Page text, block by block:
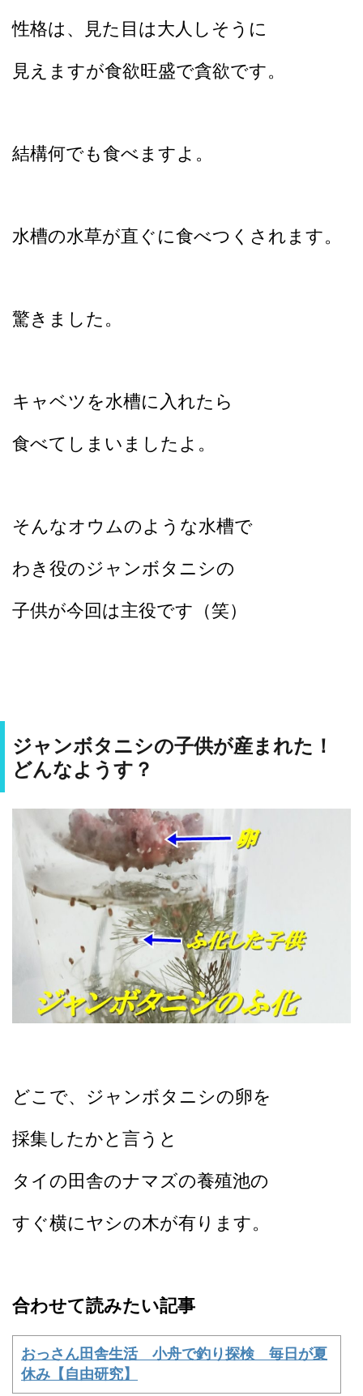
性格は、見た目は大人しそうに
見えますが食欲旺盛で貪欲です。
結構何でも食べますよ。
水槽の水草が直ぐに食べつくされます。
驚きました。
キャベツを水槽に入れたら
食べてしまいましたよ。
そんなオウムのような水槽で
わき役のジャンボタニシの
子供が今回は主役です（笑）
ジャンボタニシの子供が産まれた！
どんなようす？
どこで、ジャンボタニシの卵を
採集したかと言うと
タイの田舎のナマズの養殖池の
すぐ横にヤシの木が有ります。
合わせて読みたい記事
おっさん田舎生活 小舟で釣り探検 毎日が夏
休み【自由研究】